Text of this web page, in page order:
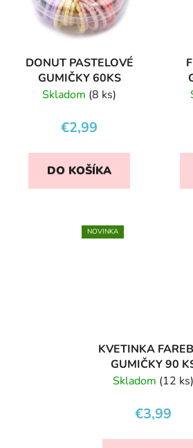
DONUT PASTELOVÉ
GUMIČKY 60KS
Skladom (8 ks)
€2,99
DO KOŠÍKA
NOVINKA
KVETINKA
GUMIČKY 90
Skladom (12 ks)
€3,99